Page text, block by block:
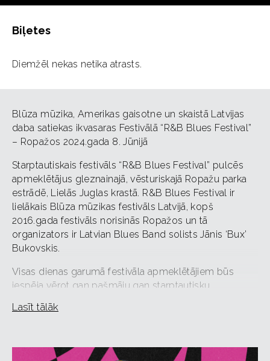
Biļetes
Diemžēl nekas netika atrasts.
Blūza mūzika, Amerikas gaisotne un skaistā Latvijas
daba satiekas ikvasaras Festivālā “R&B Blues Festival”
– Ropažos 2024.gada 8. Jūnijā
Starptautiskais festivāls “R&B Blues Festival” pulcēs
apmeklētājus gleznainajā, vēsturiskajā Ropažu parka
estrādē, Lielās Juglas krastā. R&B Blues Festival ir
lielākais Blūza mūzikas festivāls Latvijā, kopš
2016.gada festivāls norisinās Ropažos un tā
organizators ir Latvian Blues Band solists Jānis ‘Bux’
Bukovskis.
Visas dienas garumā festivāla apmeklētājiem būs
iespēja vērot gan pašmāju gan starptautisku
Justina Lee Brown no Nigērijas – Eiropas Aretha
Andrejeva & Very Cool People ar koncertprogrammu
Lasīt tālāk